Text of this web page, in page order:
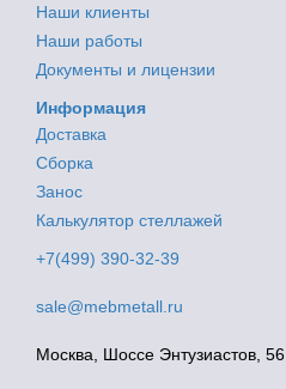
Наши клиенты
Наши работы
Документы и лицензии
Информация
Доставка
Сборка
Занос
Калькулятор стеллажей
+7(499) 390-32-39
sale@mebmetall.ru
Москва, Шоссе Энтузиастов, 56